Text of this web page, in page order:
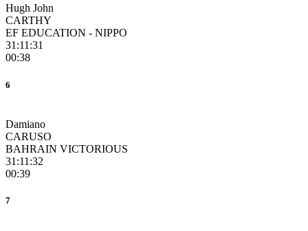
Hugh John
CARTHY
EF EDUCATION - NIPPO
31:11:31
00:38
6
Damiano
CARUSO
BAHRAIN VICTORIOUS
31:11:32
00:39
7